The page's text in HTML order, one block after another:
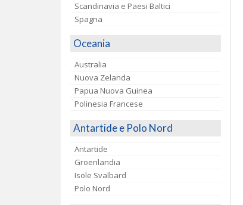
Scandinavia e Paesi Baltici
Spagna
Oceania
Australia
Nuova Zelanda
Papua Nuova Guinea
Polinesia Francese
Antartide e Polo Nord
Antartide
Groenlandia
Isole Svalbard
Polo Nord